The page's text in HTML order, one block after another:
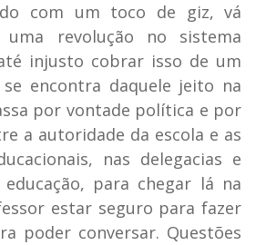
com um toco de giz, vá
uma revolução no sistema
injusto cobrar isso de um
encontra daquele jeito na
por vontade política e por
a autoridade da escola e as
nas delegacias e
para chegar lá na
estar seguro para fazer
poder conversar. Questões